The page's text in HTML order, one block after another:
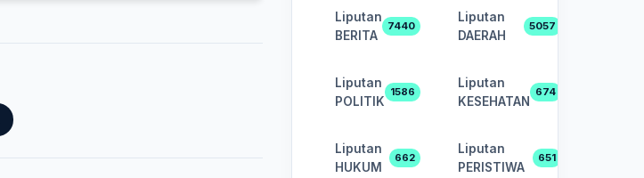
Liputan
BERITA
7440
Liputan
DAERAH
5057
Liputan
POLITIK
1586
Liputan
KESEHATAN
674
Liputan
HUKUM
662
Liputan
PERISTIWA
651